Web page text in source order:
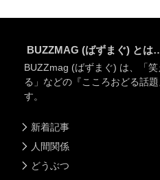
BUZZMAG (ばずまぐ) とは
BUZZmag (ばずまぐ) は、「
る」などの『こころおどる話
す。
新着記事
人間関係
どうぶつ